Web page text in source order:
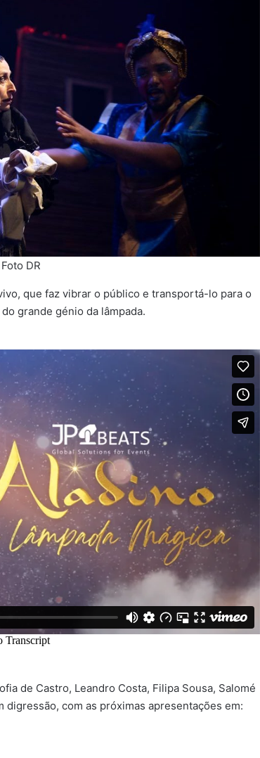
DR
que faz vibrar o público e transportá-lo para o
grande génio da lâmpada.
de Castro, Leandro Costa, Filipa Sousa, Salomé
com as próximas apresentações em: